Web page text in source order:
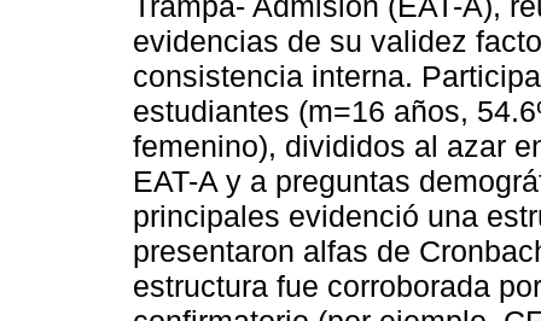
evidencias de su validez
consistencia interna.
estudiantes (m=16 años,
femenino), divididos al azar
EAT-A y a preguntas
principales evidenció una
presentaron alfas de
estructura fue corroborada